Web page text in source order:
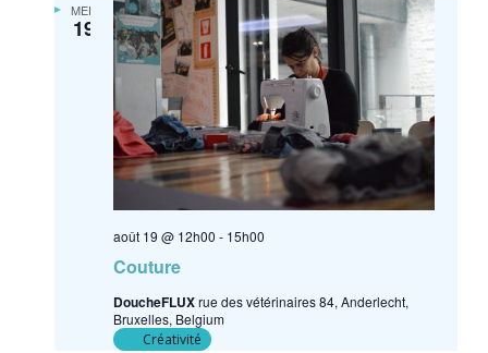
MER
19
Couture
août 19 @ 12h00 - 15h00
DoucheFLUXrue des vétérinaires 84, Anderlecht,
Bruxelles, Belgium
Créativité